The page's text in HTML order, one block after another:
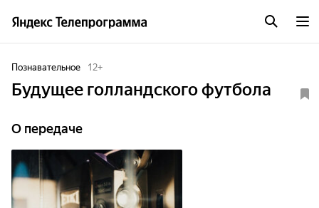
Познавательное 12+
Будущее голландского футбола
О передаче